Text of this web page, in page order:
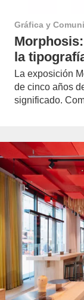
Gráfica y
la
La exposición
de cinco años
significado.